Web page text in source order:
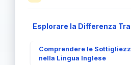
Esplorare la Differenza
Comprendere le
nella Lingua Inglese